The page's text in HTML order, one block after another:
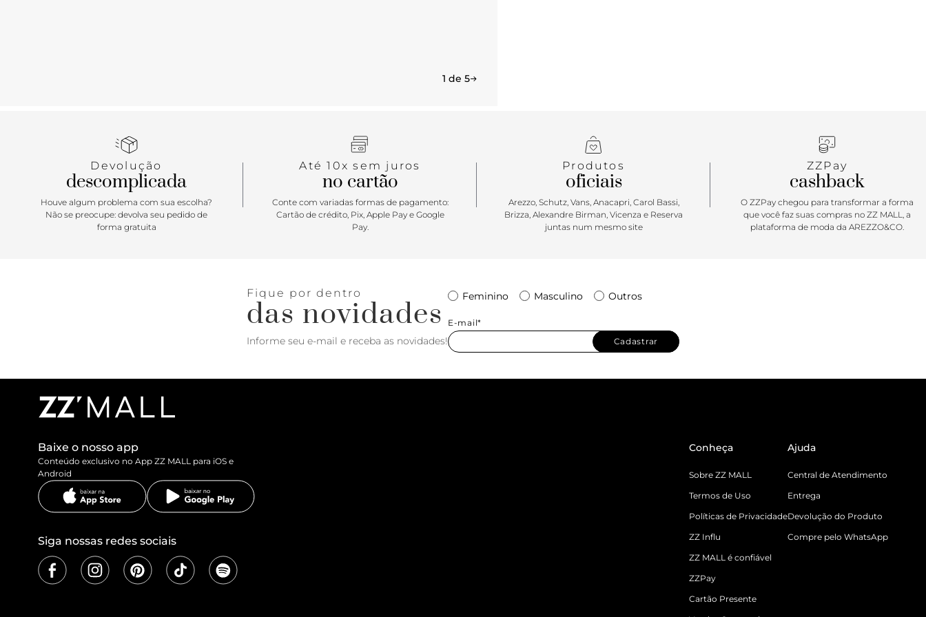
1 de 5
Devolução
descomplicada
Houve algum problema com sua escolha?
Não se preocupe: devolva seu pedido de
forma gratuita
Até 10x sem juros
no cartão
Conte com variadas formas de pagamento:
Cartão de crédito, Pix, Apple Pay e Google
Pay.
Produtos
oficiais
Arezzo, Schutz, Vans, Anacapri, Carol Bassi,
Brizza, Alexandre Birman, Vicenza e Reserva
juntas num mesmo site
ZZPay
cashback
O ZZPay chegou para transformar a forma
que você faz suas compras no ZZ MALL, a
plataforma de moda da AREZZO&CO.
Fique por dentro
das novidades
Informe seu e-mail e receba as novidades!
Feminino Masculino Outros
E-mail*
Cadastrar
Baixe o nosso app
Conteúdo exclusivo no App ZZ MALL para iOS e
Android
Siga nossas redes sociais
Conheça
Sobre ZZ MALL
Termos de Uso
Políticas de Privacidade
ZZ Influ
ZZ MALL é confiável
ZZPay
Cartão Presente
Ajuda
Central de Atendimento
Entrega
Devolução do Produto
Compre pelo WhatsApp